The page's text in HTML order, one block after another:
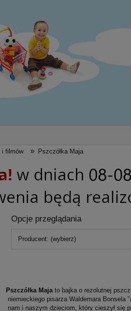
i filmów » Pszczółka Maja
Opcje przeglądania
Producent: (wybierz)
Pszczółka Maja to bajka o rezolutnej
niemieckiego pisarza Waldemara Bonsela "
nam i naszym dzieciom, który cieszył się